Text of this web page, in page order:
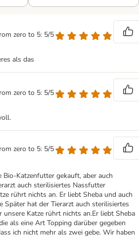
zero to 5: 5/5
als das
zero to 5: 5/5
zero to 5: 5/5
Katzenfutter gekauft, aber auch
auch sterilisiertes Nassfutter
rührt nichts an. Er liebt Sheba und auch
Später hat der Tierarzt auch sterilisiertes
Katze rührt nichts an.Er liebt Sheba
als eine Art Topping darüber gegeben
ich nicht mehr als zwei gebe. Wir haben